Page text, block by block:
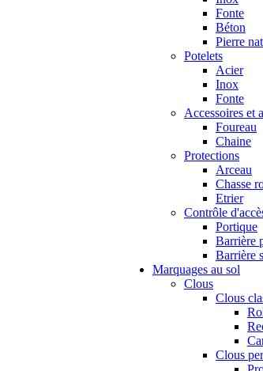
Fonte
Béton
Pierre
Potelets
Acier
Inox
Fonte
Accessoires et
Foureau
Chaine
Protections
Arceau
Chasse
Etrier
Contrôle
Portique
Barrière
Barrière
Marquages au sol
Clous
Clous
Clous